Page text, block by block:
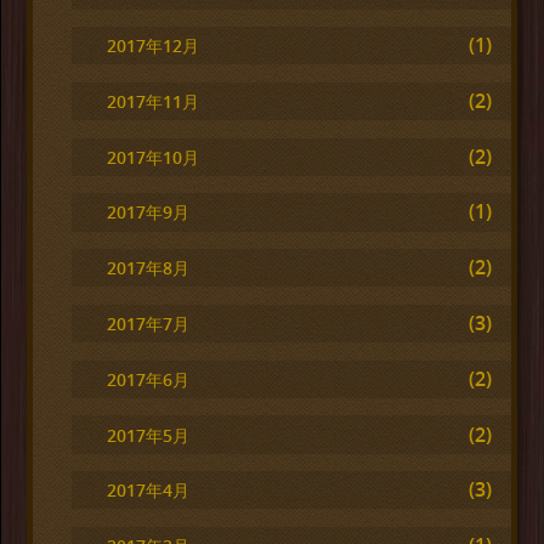
2017年12月 (1)
2017年11月 (2)
2017年10月 (2)
2017年9月 (1)
2017年8月 (2)
2017年7月 (3)
2017年6月 (2)
2017年5月 (2)
2017年4月 (3)